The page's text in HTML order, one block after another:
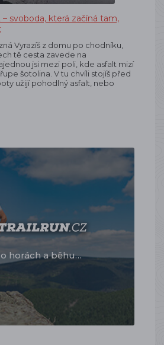
– svoboda, která začíná tam,
Vyrazíš z domu po chodníku,
tě cesta zavede na
jsi mezi poli, kde asfalt mizí
šotolina. V tu chvíli stojíš před
užijí pohodlný asfalt, nebo
horách a běhu…